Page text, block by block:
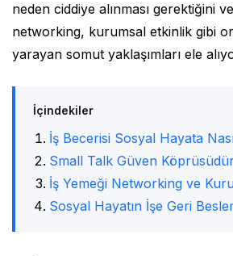
neden ciddiye alınması gerektiğini
networking, kurumsal etkinlik gibi
yarayan somut yaklaşımları ele
İçindekiler
İş Becerisi Sosyal Hayata
Small Talk Güven
İş Yemeği Networking ve
Sosyal Hayatın İşe Geri